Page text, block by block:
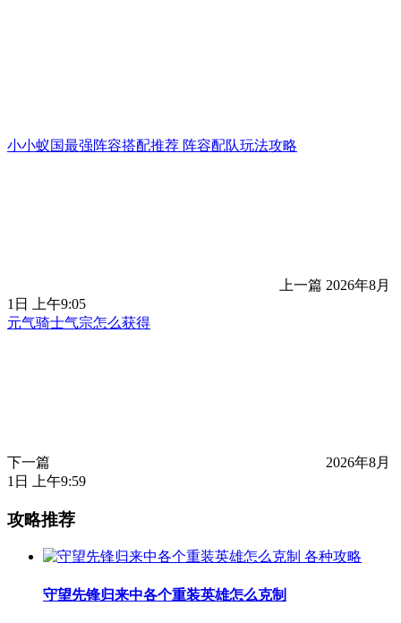
小小蚁国最强阵容搭配推荐 阵容配队玩法攻略
上一篇 2026年8月
1日 上午9:05
元气骑士气宗怎么获得
下一篇
2026年8月
1日 上午9:59
攻略推荐
各种攻略
守望先锋归来中各个重装英雄怎么克制